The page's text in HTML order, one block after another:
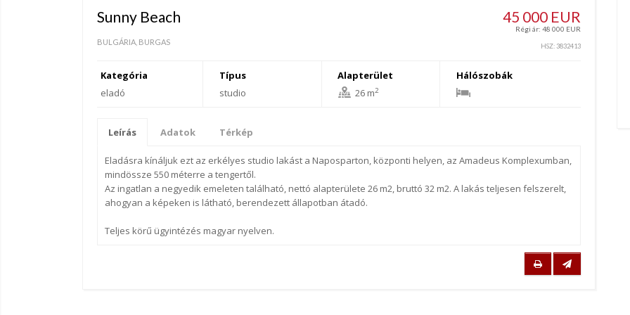
45 000 EUR
Régi ár: 48 000 EUR
Sunny Beach
HSZ: 3832413
BULGÁRIA, BURGAS
Kategória
eladó
Típus
studio
Alapterület
26 m2
Hálószobák
Leírás Adatok Térkép
Eladásra kínáljuk ezt az erkélyes studio lakást a Naposparton, központi helyen, az Amadeus Komplexumban,
mindössze 550 méterre a tengertől.
Az ingatlan a negyedik emeleten található, nettó alapterülete 26 m2, bruttó 32 m2. A lakás teljesen felszerelt,
ahogyan a képeken is látható, berendezett állapotban átadó.
Teljes körű ügyintézés magyar nyelven.